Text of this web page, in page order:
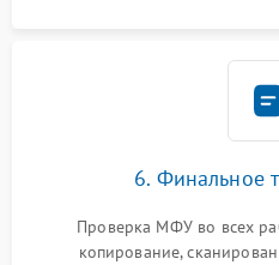
6. Финальное
Проверка МФУ во всех
копирование,